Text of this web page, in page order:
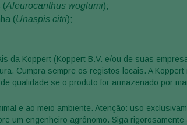
(Aleurocanthus woglumi);
(Unaspis citri);
da Koppert (Koppert B.V. e/ou de suas
Cumpra sempre os registos locais. A
qualidade se o produto for armazenado por
e ao meio ambiente. Atenção: uso
um engenheiro agrônomo. Siga